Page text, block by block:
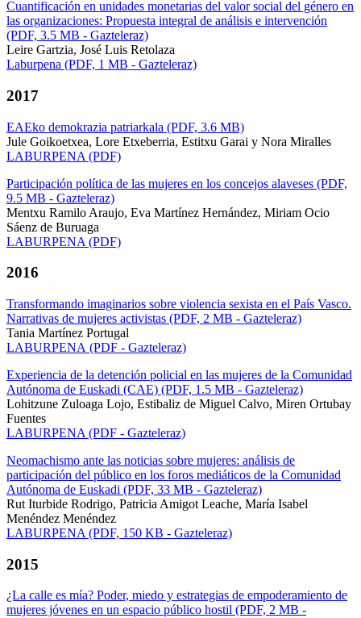
Cuantificación en unidades monetarias del valor social del género en
las organizaciones: Propuesta integral de análisis e intervención
(PDF, 3.5 MB - Gazteleraz)
Leire Gartzia, José Luis Retolaza
Laburpena (PDF, 1 MB - Gazteleraz)
2017
EAEko demokrazia patriarkala (PDF, 3.6 MB)
Jule Goikoetxea, Lore Etxeberria, Estitxu Garai y Nora Miralles
LABURPENA (PDF)
Participación política de las mujeres en los concejos alaveses (PDF,
9.5 MB - Gazteleraz)
Mentxu Ramilo Araujo, Eva Martínez Hernández, Miriam Ocio
Sáenz de Buruaga
LABURPENA (PDF)
2016
Transformando imaginarios sobre violencia sexista en el País Vasco.
Narrativas de mujeres activistas (PDF, 2 MB - Gazteleraz)
Tania Martínez Portugal
LABURPENA (PDF - Gazteleraz)
Experiencia de la detención policial en las mujeres de la Comunidad
Autónoma de Euskadi (CAE) (PDF, 1.5 MB - Gazteleraz)
Lohitzune Zuloaga Lojo, Estibaliz de Miguel Calvo, Miren Ortubay
Fuentes
LABURPENA (PDF - Gazteleraz)
Neomachismo ante las noticias sobre mujeres: análisis de
participación del público en los foros mediáticos de la Comunidad
Autónoma de Euskadi (PDF, 33 MB - Gazteleraz)
Rut Iturbide Rodrigo, Patricia Amigot Leache, María Isabel
Menéndez Menéndez
LABURPENA (PDF, 150 KB - Gazteleraz)
2015
¿La calle es mía? Poder, miedo y estrategias de empoderamiento de
mujeres jóvenes en un espacio público hostil (PDF, 2 MB -